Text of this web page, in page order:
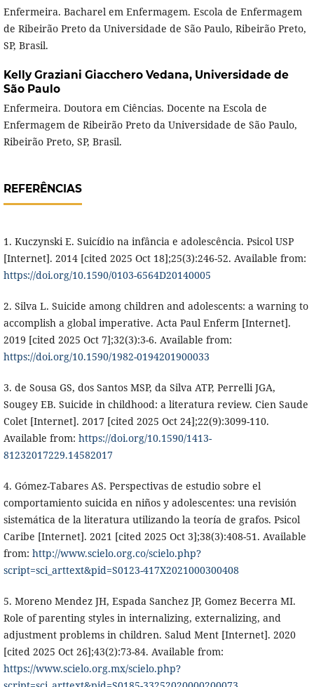
Enfermeira. Bacharel em Enfermagem. Escola de Enfermagem
de Ribeirão Preto da Universidade de São Paulo, Ribeirão Preto,
SP, Brasil.
Kelly Graziani Giacchero Vedana, Universidade de
São Paulo
Enfermeira. Doutora em Ciências. Docente na Escola de
Enfermagem de Ribeirão Preto da Universidade de São Paulo,
Ribeirão Preto, SP, Brasil.
REFERÊNCIAS
1. Kuczynski E. Suicídio na infância e adolescência. Psicol USP
[Internet]. 2014 [cited 2025 Oct 18];25(3):246-52. Available from:
https://doi.org/10.1590/0103-6564D20140005
2. Silva L. Suicide among children and adolescents: a warning to
accomplish a global imperative. Acta Paul Enferm [Internet].
2019 [cited 2025 Oct 7];32(3):3-6. Available from:
https://doi.org/10.1590/1982-0194201900033
3. de Sousa GS, dos Santos MSP, da Silva ATP, Perrelli JGA,
Sougey EB. Suicide in childhood: a literatura review. Cien Saude
Colet [Internet]. 2017 [cited 2025 Oct 24];22(9):3099-110.
Available from: https://doi.org/10.1590/1413-
81232017229.14582017
4. Gómez-Tabares AS. Perspectivas de estudio sobre el
comportamiento suicida en niños y adolescentes: una revisión
sistemática de la literatura utilizando la teoría de grafos. Psicol
Caribe [Internet]. 2021 [cited 2025 Oct 3];38(3):408-51. Available
from: http://www.scielo.org.co/scielo.php?
script=sci_arttext&pid=S0123-417X2021000300408
5. Moreno Mendez JH, Espada Sanchez JP, Gomez Becerra MI.
Role of parenting styles in internalizing, externalizing, and
adjustment problems in children. Salud Ment [Internet]. 2020
[cited 2025 Oct 26];43(2):73-84. Available from:
https://www.scielo.org.mx/scielo.php?